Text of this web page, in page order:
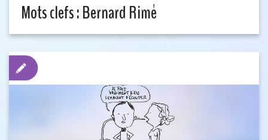
Mots clefs :Bernard Rimé